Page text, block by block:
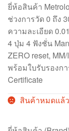
ยี่ห้อสินค้า
ช่วงการวัด 0 ถึง
ความละเอียด
4 ปุ่ม 4 ฟังชั่น
ZERO reset,
พร้อมใบรับรองก
Certificate
สินค้าหมดแล้ว